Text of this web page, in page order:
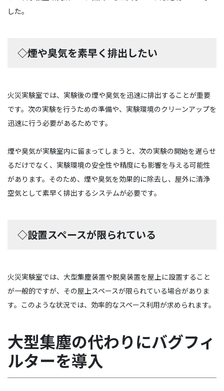
した。
◇煙や臭気を素早く排出したい
火災実験室では、実験後の煙や臭気を迅速に排出することが重要
です。次の実験を行うための準備や、実験環境のクリーンアップを
迅速に行う必要があるためです。
煙や臭気が実験室内に留まってしまうと、次の実験の開始を遅らせ
るだけでなく、実験環境の安全性や精度にも影響を与える可能性
があります。そのため、煙や臭気を効果的に除去し、屋外に清浄
空気として素早く排出するシステムが必要です。
◇設置スペースが限られている
火災実験室では、大型集塵装置や脱臭装置を屋上に設置すること
が一般的ですが、その屋上スペースが限られている場合がありま
す。このような状況では、効率的なスペース利用が求められます。
大型集塵の代わりにバグフィ
ルターを導入